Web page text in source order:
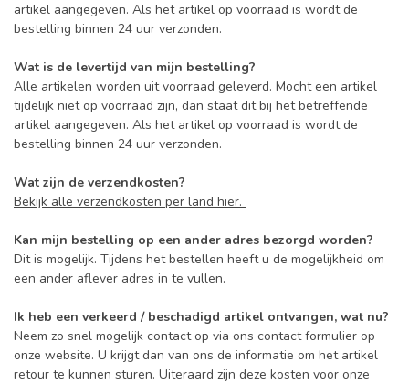
artikel aangegeven. Als het artikel op voorraad is wordt de
bestelling binnen 24 uur verzonden.
Wat is de levertijd van mijn bestelling?
Alle artikelen worden uit voorraad geleverd. Mocht een artikel
tijdelijk niet op voorraad zijn, dan staat dit bij het betreffende
artikel aangegeven. Als het artikel op voorraad is wordt de
bestelling binnen 24 uur verzonden.
Wat zijn de verzendkosten?
Bekijk alle verzendkosten per land hier.
Kan mijn bestelling op een ander adres bezorgd worden?
Dit is mogelijk. Tijdens het bestellen heeft u de mogelijkheid om
een ander aflever adres in te vullen.
Ik heb een verkeerd / beschadigd artikel ontvangen, wat nu?
Neem zo snel mogelijk contact op via ons contact formulier op
onze website. U krijgt dan van ons de informatie om het artikel
retour te kunnen sturen. Uiteraard zijn deze kosten voor onze